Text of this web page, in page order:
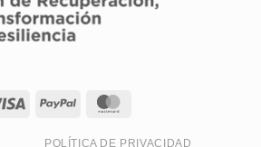
POLÍTICA DE PRIVACIDAD
Resuelvo todas tus preguntas